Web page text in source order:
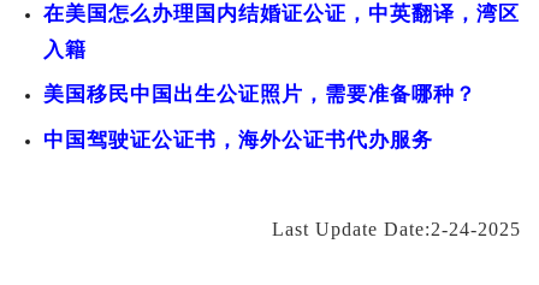
在美国怎么办理国内结婚证公证，中英翻译，湾区
入籍
美国移民中国出生公证照片，需要准备哪种？
中国驾驶证公证书，海外公证书代办服务
Last Update Date:2-24-2025